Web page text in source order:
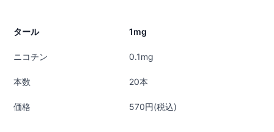
タール 1mg
ニコチン 0.1mg
本数 20本
価格 570円(税込)